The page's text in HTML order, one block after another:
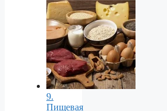
9.
Пищевая